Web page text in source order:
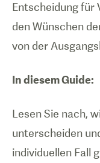
Entscheidung für
den Wünschen
von der
In diesem Guide:
Lesen Sie nach,
unterscheiden
individuellen Fall